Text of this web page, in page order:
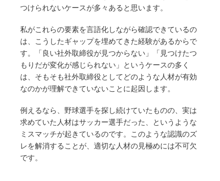
つけられないケースが多々あると思います。
私がこれらの要素を言語化しながら確認できているの
は、こうしたギャップを埋めてきた経験があるからで
す。「良い社外取締役が見つからない」「見つけたつ
もりだが変化が感じられない」というケースの多く
は、そもそも社外取締役としてどのような人材が有効
なのかが理解できていないことに起因します。
例えるなら、野球選手を探し続けていたものの、実は
求めていた人材はサッカー選手だった、というような
ミスマッチが起きているのです。このような認識のズ
レを解消することが、適切な人材の見極めには不可欠
です。